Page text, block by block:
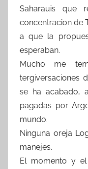
Saharauis que
concentracion de
a que la
esperaban.
Mucho me
tergiversaciones
se ha acabado,
pagadas por
mundo.
Ninguna oreja
manejes.
El momento y